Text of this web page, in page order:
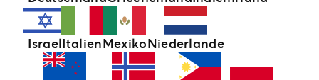
IsraelItalienMexikoNiederlande